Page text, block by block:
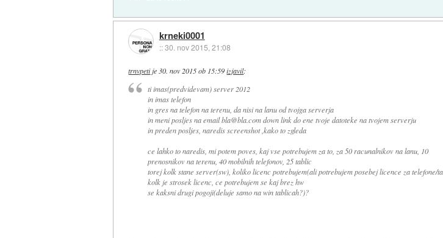
krneki0001
::30. nov 2015, 21:08
trnvpetije 30. nov 2015 ob 15:59 izjavil:
ti imas(predvidevam) server 2012
in imas telefon
in gres na telefon na terenu, da nisi na lanu od tvojga serverja
in meni posljes na email bla@bla.com down link do ene tvoje datoteke na tvojem serverju
in preden posljes, naredis screenshot ,kako to zgleda
ce lahko to naredis, mi potem poves, kaj vse potrebujem za to, za 50 racunalnikov na lanu, 10
prenosnikov na terenu, 40 mobilnih telefonov, 25 tablic
torej kolk stane server(sw), koliko licenc potrebujem(ali potrebujem posebej licence za telefone/
kolk je strosek licenc, ce potrebujem se kaj brez hw
se kaksni drugi pogoji(deluje samo na win tablicah?)?